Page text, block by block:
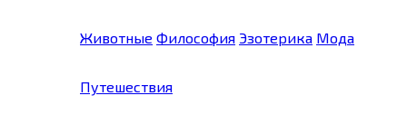
Животные Философия Эзотерика Мода
Путешествия